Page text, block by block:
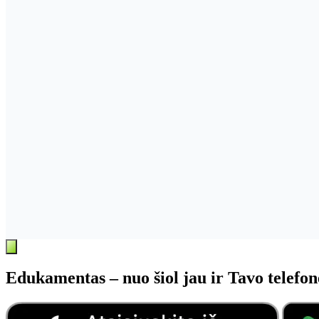
Edukamentas – nuo šiol jau ir Tavo